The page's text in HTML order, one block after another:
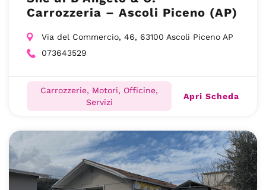
Carrozzeria – Ascoli Piceno (AP)
Via del Commercio, 46, 63100 Ascoli Piceno AP
073643529
Carrozzerie, Motori, Officine,
Servizi
Apri Scheda